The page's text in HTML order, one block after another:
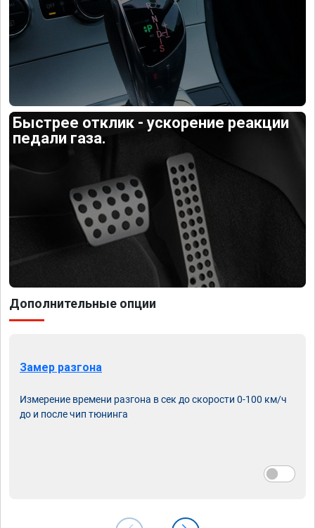
Быстрее отклик - ускорение реакции
педали газа.
Дополнительные опции
Замер разгона
Измерение времени разгона в сек до скорости 0-100 км/ч
до и после чип тюнинга